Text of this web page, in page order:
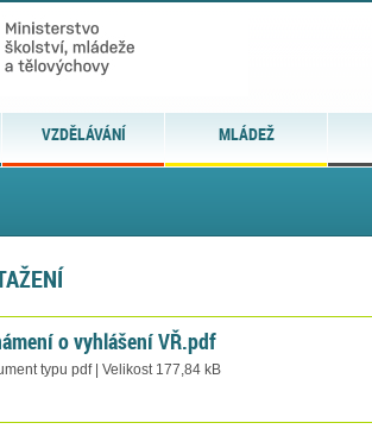
VZDĚLÁVÁNÍ MLÁDEŽ
o vyhlášení VŘ.pdf
typu pdf | Velikost 177,84 kB